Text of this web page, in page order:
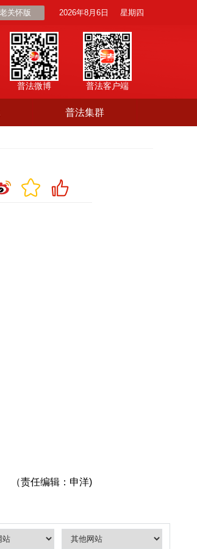
关怀版 2026年8月6日 星期四
普法客户端
普法微博
普法集群
（责任编辑：申洋)